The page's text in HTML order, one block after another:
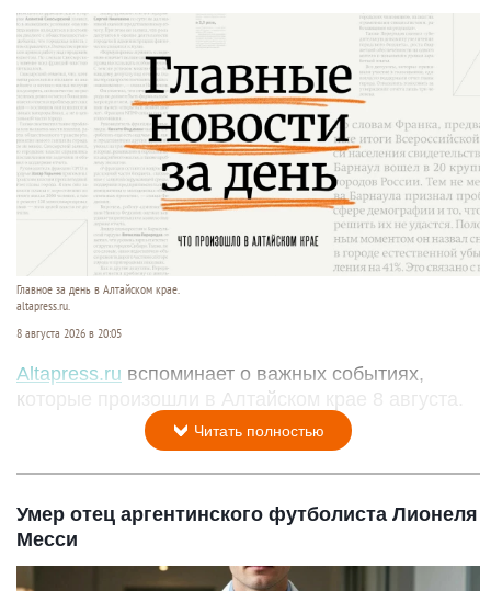
Главное за день в Алтайском крае.
altapress.ru.
8 августа 2026 в 20:05
Altapress.ru вспоминает о важных событиях,
которые произошли в Алтайском крае 8 августа.
Читать полностью
Умер отец аргентинского футболиста Лионеля
Месси